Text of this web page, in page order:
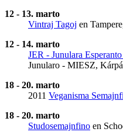
12 - 13. marto
Vintraj Tagoj en
12 - 14. marto
JER - Junulara
Junularo - MIESZ,
18 - 20. marto
2011 Veganisma
18 - 20. marto
Studosemajnfino en